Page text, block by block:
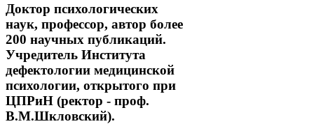
Доктор психологических
наук, профессор, автор более
200 научных публикаций.
Учредитель Института
дефектологии медицинской
психологии, открытого при
ЦПРиН (ректор - проф.
В.М.Шкловский).